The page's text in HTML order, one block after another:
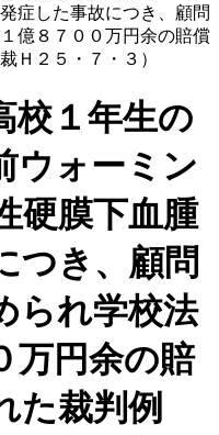
症した事故につき、顧問
億８７００万円余の賠償
Ｈ２５・７・３）
校１年生の
ウォーミン
硬膜下血腫
つき、顧問
られ学校法
万円余の賠
た裁判例